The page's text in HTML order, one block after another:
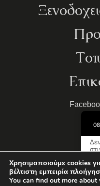
MHTE:
Powered
Χρησιμοποιούμε cookies
βέλτιστη εμπειρία
You can find out more